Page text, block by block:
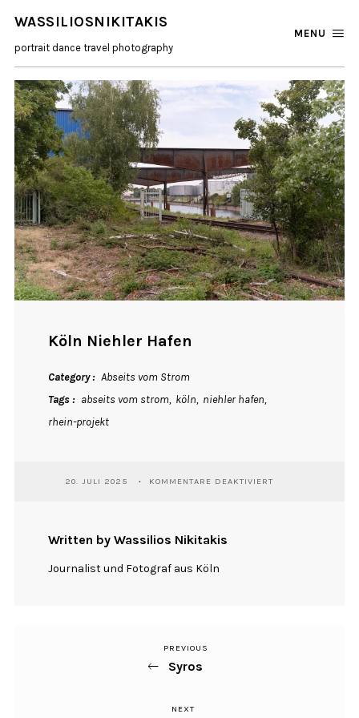
WASSILIOSNIKITAKIS
portrait dance travel photography
MENU
Köln Niehler Hafen
Category
Abseits vom Strom
Tags
abseits vom strom köln niehler hafen
rhein-projekt
20. JULI 2025 KOMMENTARE DEAKTIVIERT
Written by Wassilios Nikitakis
Journalist und Fotograf aus Köln
Beitragsnavigation
Previous
Post
PREVIOUS
Syros
Next
NEXT